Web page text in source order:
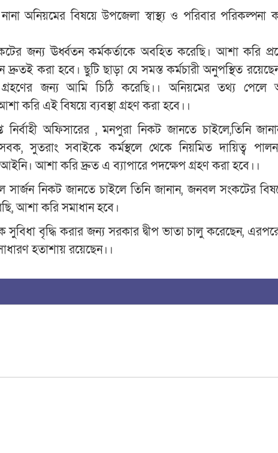
অনিয়মের বিষয়ে উপজেলা স্বাস্থ্য ও পরিবার পরিকল্পনা
জন্য ঊর্ধ্বতন কর্মকর্তাকে অবহিত করেছি। আশা করি
করা হবে। ছুটি ছাড়া যে সমস্ত কর্মচারী অনুপস্থিত
গ্রহণের জন্য আমি চিঠি করেছি।। অনিয়মের তথ্য পেলে
করি এই বিষয়ে ব্যবস্থা গ্রহণ করা হবে।।
নির্বাহী অফিসারের , মনপুরা নিকট জানতে চাইলে,তিনি
সেবক, সুতরাং সবাইকে কর্মস্থলে থেকে নিয়মিত দায়িত্ব
আশা করি দ্রুত এ ব্যাপারে পদক্ষেপ গ্রহণ করা হবে।।
সার্জন নিকট জানতে চাইলে তিনি জানান, জনবল সংকটের
আশা করি সমাধান হবে।
বৃদ্ধি করার জন্য সরকার দ্বীপ ভাতা চালু করেছেন,
হতাশায় রয়েছেন।।